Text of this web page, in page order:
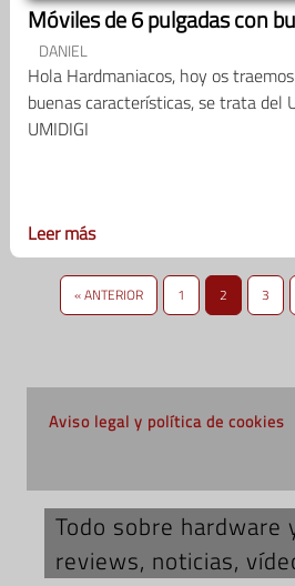
Móviles de 6 pulgadas con
DANIEL
Hola Hardmaniacos, hoy os
buenas características, se trata del
UMIDIGI
Leer más
« ANTERIOR 1 2 3
Aviso legal y política de cookies
Todo sobre hardware
reviews, noticias,